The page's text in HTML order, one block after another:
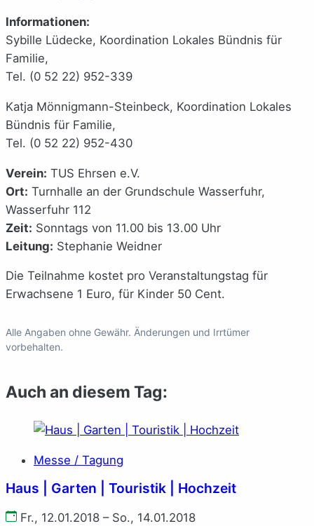
Informationen:
Sybille Lüdecke, Koordination Lokales Bündnis für
Familie,
Tel. (0 52 22) 952-339
Katja Mönnigmann-Steinbeck, Koordination Lokales
Bündnis für Familie,
Tel. (0 52 22) 952-430
Verein: TUS Ehrsen e.V.
Ort: Turnhalle an der Grundschule Wasserfuhr,
Wasserfuhr 112
Zeit: Sonntags von 11.00 bis 13.00 Uhr
Leitung: Stephanie Weidner
Die Teilnahme kostet pro Veranstaltungstag für
Erwachsene 1 Euro, für Kinder 50 Cent.
Alle Angaben ohne Gewähr. Änderungen und Irrtümer
vorbehalten.
Auch an diesem Tag:
Messe / Tagung
Haus | Garten | Touristik | Hochzeit
Fr., 12.01.2018 – So., 14.01.2018